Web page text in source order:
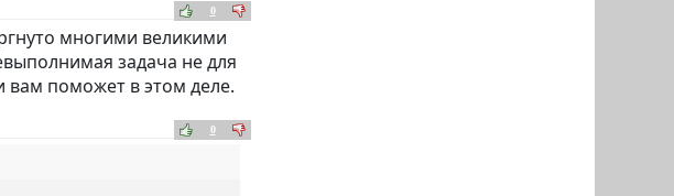
0
многими великими
задача не для
вам поможет в этом деле.
0